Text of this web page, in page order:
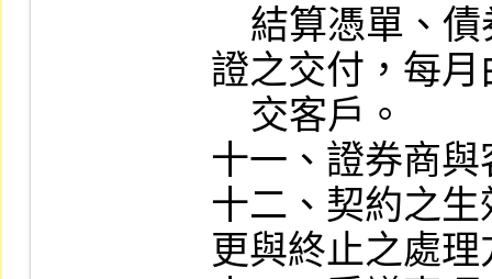
證之交付，每
十一、證券商
十二、契約之
更與終止之處理